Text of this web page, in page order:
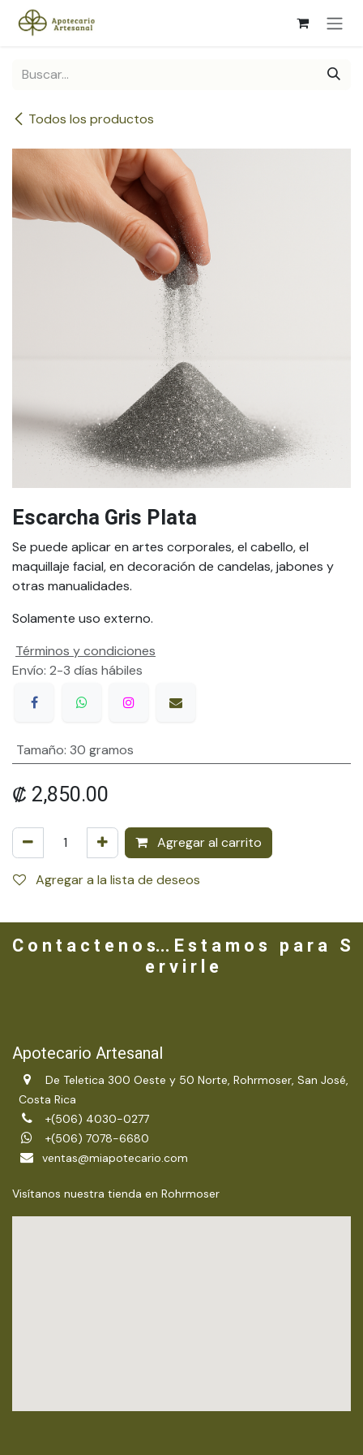
Ir al contenido
Todos los productos
Escarcha Gris Plata
Se puede aplicar en artes corporales, el cabello, el
maquillaje facial, en decoración de candelas, jabones y
otras manualidades.
Solamente uso externo.
₡ 2,850.00
Agregar al carrito
Agregar a la lista de deseos
Tamaño: 30 gramos
Términos y condiciones
Envío: 2-3 días hábiles
C o n t a c t e n o s... E s t a m o s p a r a S
e r v i r l e
Apotecario Artesanal
De Teletica 300 Oeste y 50 Norte, Rohrmoser, San José,
Costa Rica
+(506) 4030-0277
+(506) 7078-6680
ventas@miapotecario.com
Visítanos nuestra tienda en Rohrmoser